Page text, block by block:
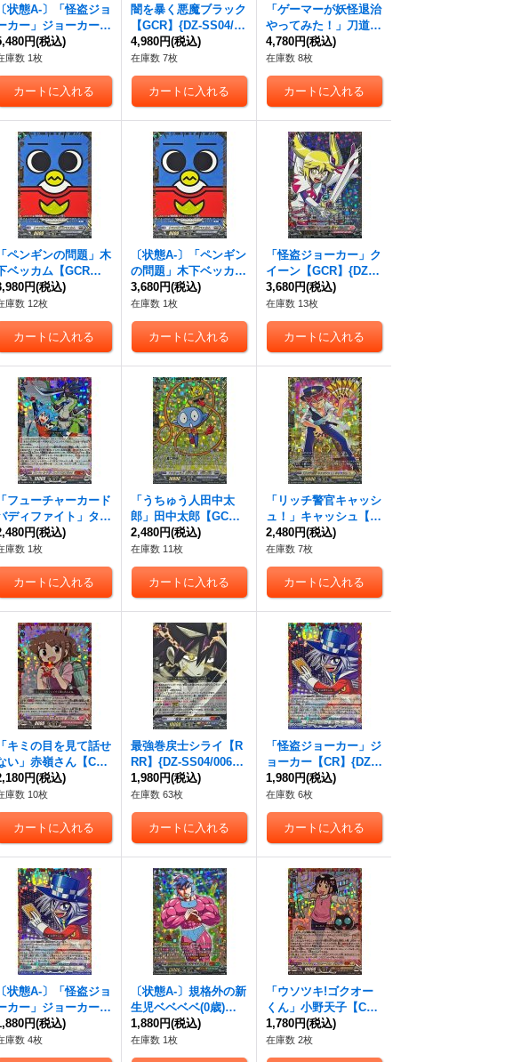
〔状態A-〕「怪盗ジョ
カー」ジョーカー
GCR】{DZ-SS04/G
《その他》
円(税込)
庫数 1枚
闇を暴く悪魔ブラック
【GCR】{DZ-SS04/G
CR17}《コロコロブラ
ントゲート》
4,980円(税込)
在庫数 7枚
「ゲーマーが妖怪退治
やってみた！」刀道巫
女【CR】{DZ-SS04/C
R08}《ケテルサンク
チュアリ》
4,780円(税込)
在庫数 8枚
「ペンギンの問題」木
ベッカム【GCR】
SS04/GCR06}
ブラントゲート》
円(税込)
庫数 12枚
〔状態A-〕「ペンギン
の問題」木下ベッカム
【GCR】{DZ-SS04/G
CR06}《ブラントゲー
ト》
3,680円(税込)
在庫数 1枚
「怪盗ジョーカー」ク
イーン【GCR】{DZ-S
S04/GCR11}《リリカ
ルモナステリオ》
3,680円(税込)
在庫数 13枚
「フューチャーカード
ディファイト」タス
&ジャック【CR】
SS04/CR14}《コ
コロドラゴンエンパ
イア》
円(税込)
庫数 1枚
「うちゅう人田中太
郎」田中太郎【GC
R】{DZ-SS04/GCR05}
《ブラントゲート》
2,480円(税込)
在庫数 11枚
「リッチ警官キャッシ
ュ！」キャッシュ【G
CR】{DZ-SS04/GCR0
7}《ケテルサンクチュ
アリ》
2,480円(税込)
在庫数 7枚
「キミの目を見て話せ
い」赤嶺さん【C
】{DZ-SS04/CR12}
リリカルモナステリ
》
円(税込)
庫数 10枚
最強巻戻士シライ【R
RR】{DZ-SS04/006}
《コロコロダークステ
イツ》
1,980円(税込)
在庫数 63枚
「怪盗ジョーカー」ジ
ョーカー【CR】{DZ-S
S04/CR27}《その他》
1,980円(税込)
在庫数 6枚
〔状態A-〕「怪盗ジョ
カー」ジョーカー
CR】{DZ-SS04/CR2
《その他》
円(税込)
庫数 4枚
〔状態A-〕規格外の新
生児ベベベベ(0歳)【G
CR】{DZ-SS04/GCR2
2}《コロコロストイケ
イア》
1,880円(税込)
在庫数 1枚
「ウソツキ!ゴクオー
くん」小野天子【C
R】{DZ-SS04/CR20}
《コロコロケテルサン
クチュアリ》
1,780円(税込)
在庫数 2枚